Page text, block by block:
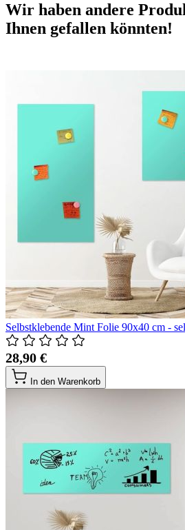
Wir haben andere
Ihnen gefallen könnten!
Selbstklebende Mint Folie 90x40 cm -
28,90 €
In den Warenkorb